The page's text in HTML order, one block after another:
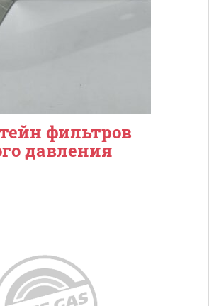
фильтров
давления